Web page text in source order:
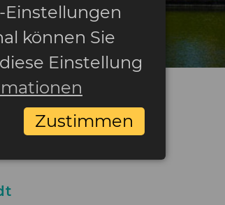
Einstellungen
können Sie
Einstellung
Zustimmen